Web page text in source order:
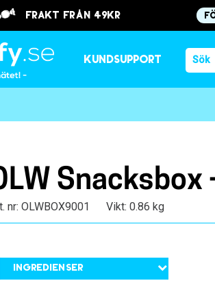
frakt från 49kr
Kundsupport
Snacksbox
nr: OLWBOX9001 Vikt: 0.86 kg
Ingredienser